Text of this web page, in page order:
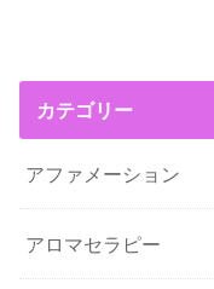
カテゴリー
アファメーション
アロマセラピー